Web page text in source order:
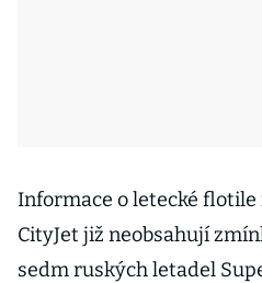
Informace o letecké
CityJet již neobsahují
sedm ruských letadel